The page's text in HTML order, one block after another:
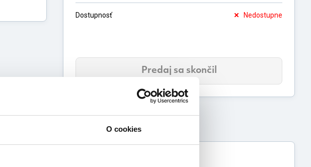
O cookies
Dostupnosť Nedostupne
Predaj sa skončil